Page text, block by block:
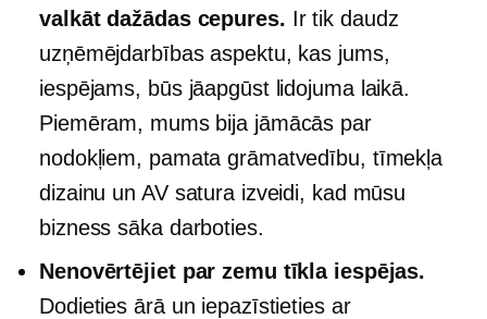
valkāt dažādas cepures. Ir tik daudz
uzņēmējdarbības aspektu, kas jums,
iespējams, būs jāapgūst lidojuma laikā.
Piemēram, mums bija jāmācās par
nodokļiem, pamata grāmatvedību, tīmekļa
dizainu un AV satura izveidi, kad mūsu
bizness sāka darboties.
Nenovērtējiet par zemu tīkla iespējas.
Dodieties ārā un iepazīstieties ar